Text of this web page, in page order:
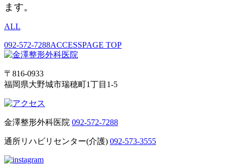
ます。
ALL
092-572-7288ACCESSPAGE TOP
〒816-0933
福岡県大野城市瑞穂町1丁目1-5
金澤整形外科医院 092-572-7288
通所リハビリセンター(介護) 092-573-3555